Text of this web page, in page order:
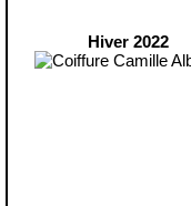
Hiver 2022